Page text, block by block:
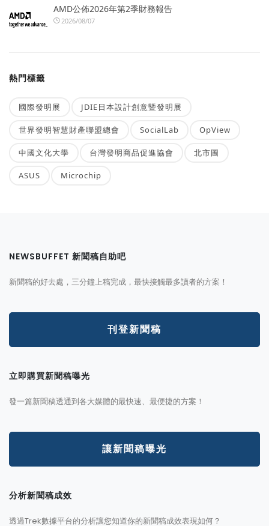
AMD公佈2026年第2季財務報告
2026/08/07
熱門標籤
國際發明展 JDIE日本設計創意暨發明展
世界發明智慧財產聯盟總會 SocialLab OpView
中國文化大學 台灣發明商品促進協會 北市圖
ASUS Microchip
NEWSBUFFET 新聞稿自助吧
新聞稿的好去處，三分鐘上稿完成，最快接觸最多讀者的方案！
刊登新聞稿
立即購買新聞稿曝光
發一篇新聞稿透通到各大媒體的最快速、最便捷的方案！
讓新聞稿曝光
分析新聞稿成效
透過Trek數據平台的分析讓您知道你的新聞稿成效表現如何？